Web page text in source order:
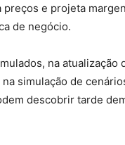
e projeta
de negócio.
na atualização
simulação de
descobrir tarde